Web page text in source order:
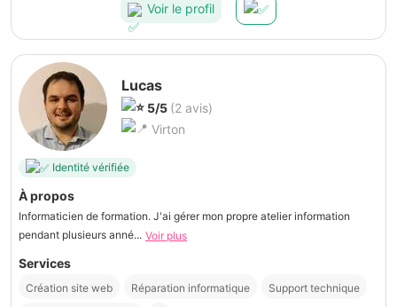
Voir le profil
Lucas
5/5 (2 avis)
Virton
Identité vérifiée
À propos
Informaticien de formation. J'ai gérer mon propre atelier information
pendant plusieurs anné... Voir plus
Services
Création site web Réparation informatique Support technique